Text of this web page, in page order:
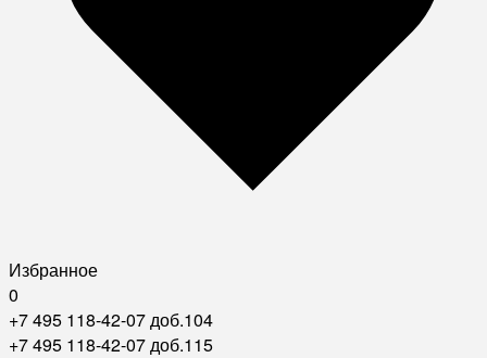
Избранное
0
+7 495 118-42-07 доб.104
+7 495 118-42-07 доб.115